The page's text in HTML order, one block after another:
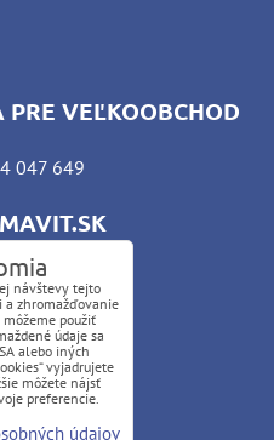
VEĽKOOBCHOD
047 649
návštevy tejto
zhromažďovanie
použiť
údaje sa
alebo iných
vyjadrujete
môžete nájsť
preferencie.
údajov